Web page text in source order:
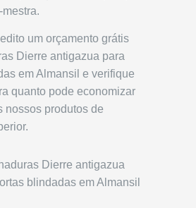
um orçamento grátis
Dierre antigazua para
em Almansil e verifique
quanto pode economizar
nossos produtos de